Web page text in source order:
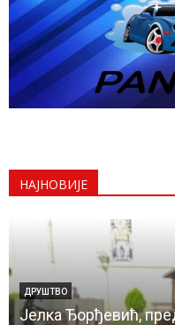
НАЈНОВИЈЕ
ДРУШТВО
Јелка Ђорђевић,